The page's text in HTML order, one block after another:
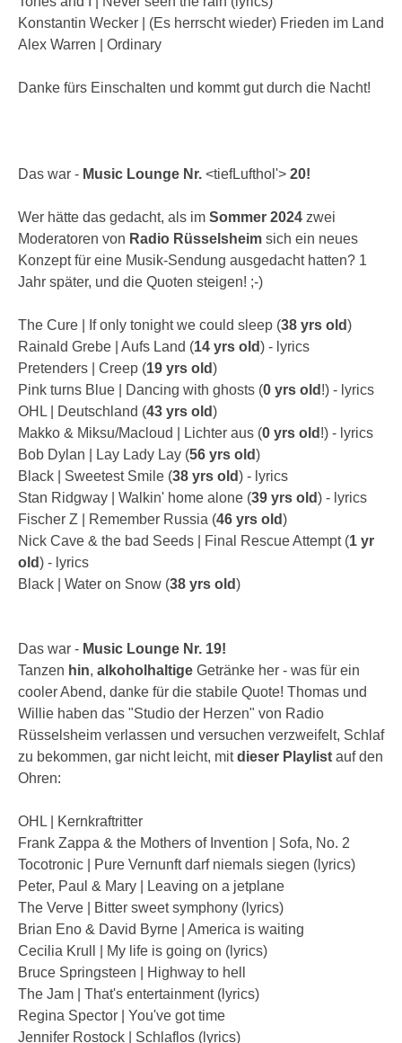
Konstantin Wecker | (Es herrscht wieder) Frieden im Land
Alex Warren | Ordinary
Danke fürs Einschalten und kommt gut durch die Nacht!
Das war - Music Lounge Nr. <tiefLufthol'> 20!
Wer hätte das gedacht, als im Sommer 2024 zwei
Moderatoren von Radio Rüsselsheim sich ein neues
Konzept für eine Musik-Sendung ausgedacht hatten? 1
Jahr später, und die Quoten steigen! ;-)
The Cure | If only tonight we could sleep (38 yrs old)
Rainald Grebe | Aufs Land (14 yrs old) - lyrics
Pretenders | Creep (19 yrs old)
Pink turns Blue | Dancing with ghosts (0 yrs old !) - lyrics
OHL | Deutschland (43 yrs old)
Makko & Miksu/Macloud | Lichter aus (0 yrs old !) - lyrics
Bob Dylan | Lay Lady Lay (56 yrs old)
Black | Sweetest Smile (38 yrs old) - lyrics
Stan Ridgway | Walkin' home alone (39 yrs old) - lyrics
Fischer Z | Remember Russia (46 yrs old)
Nick Cave & the bad Seeds | Final Rescue Attempt (1 yr
old) - lyrics
Black | Water on Snow (38 yrs old)
Das war - Music Lounge Nr. 19!
Tanzen hin, alkoholhaltige Getränke her - was für ein
cooler Abend, danke für die stabile Quote! Thomas und
Willie haben das "Studio der Herzen" von Radio
Rüsselsheim verlassen und versuchen verzweifelt, Schlaf
zu bekommen, gar nicht leicht, mitdieser Playlist auf den
Ohren:
OHL | Kernkraftritter
Frank Zappa & the Mothers of Invention | Sofa, No. 2
Tocotronic | Pure Vernunft darf niemals siegen (lyrics)
Peter, Paul & Mary | Leaving on a jetplane
The Verve | Bitter sweet symphony (lyrics)
Brian Eno & David Byrne | America is waiting
Cecilia Krull | My life is going on (lyrics)
Bruce Springsteen | Highway to hell
The Jam | That's entertainment (lyrics)
Regina Spector | You've got time
Jennifer Rostock | Schlaflos (lyrics)